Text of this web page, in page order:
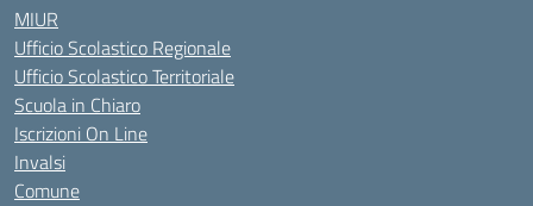
MIUR
Ufficio Scolastico Regionale
Ufficio Scolastico Territoriale
Scuola in Chiaro
Iscrizioni On Line
Invalsi
Comune